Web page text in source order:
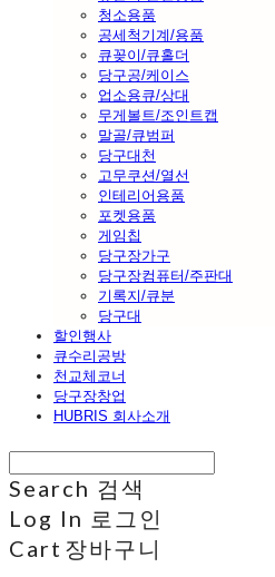
청소용품
공세척기계/용품
큐꽂이/큐홀더
당구공/케이스
업소용큐/상대
무게볼트/조인트캡
말골/큐범퍼
당구대천
고무쿠션/열선
인테리어용품
포켓용품
게임칩
당구장가구
당구장컴퓨터/주판대
기록지/큐분
당구대
할인행사
큐수리공방
천교체코너
당구장창업
HUBRIS 회사소개
Search 검색
Log In 로그인
Cart 장바구니